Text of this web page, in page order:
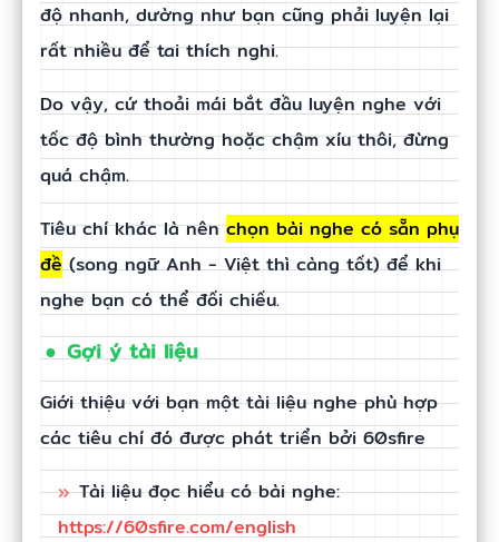
độ nhanh, dường như bạn cũng phải luyện lại
rất nhiều để tai thích nghi.
Do vậy, cứ thoải mái bắt đầu luyện nghe với
tốc độ bình thường hoặc chậm xíu thôi, đừng
quá chậm.
Tiêu chí khác là nênchọn bài nghe có sẵn phụ
đề(song ngữ Anh - Việt thì càng tốt) để khi
nghe bạn có thể đối chiếu.
Gợi ý tài liệu
Giới thiệu với bạn một tài liệu nghe phù hợp
các tiêu chí đó được phát triển bởi 60sfire
Tài liệu đọc hiểu có bài nghe:
https://60sfire.com/english